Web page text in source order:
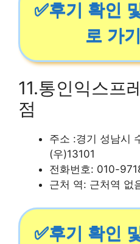
✅후기 확인
로 가
11.통인익스프
점
주소 :경기 성남시
(우)13101
전화번호: 010-
근처 역: 근처역 없
✅후기 확인